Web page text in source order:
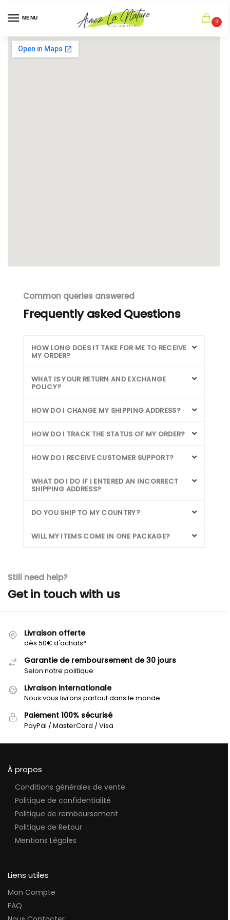
MENU
0
Common queries answered
Frequently asked Questions
HOW LONG DOES IT TAKE FOR ME TO RECEIVE
MY ORDER?
WHAT IS YOUR RETURN AND EXCHANGE
POLICY?
HOW DO I CHANGE MY SHIPPING ADDRESS?
HOW DO I TRACK THE STATUS OF MY ORDER?
HOW DO I RECEIVE CUSTOMER SUPPORT?
WHAT DO I DO IF I ENTERED AN INCORRECT
SHIPPING ADDRESS?
DO YOU SHIP TO MY COUNTRY?
WILL MY ITEMS COME IN ONE PACKAGE?
Still need help?
Get in touch with us
Livraison offerte
dès 50€ d'achats*
Garantie de remboursement de 30 jours
Selon notre politique
Livraison internationale
Nous vous livrons partout dans le monde
Paiement 100% sécurisé
PayPal / MasterCard / Visa
À propos
Conditions générales de vente
Politique de confidentialité
Politique de remboursement
Politique de Retour
Mentions Légales
Liens utiles
Mon Compte
FAQ